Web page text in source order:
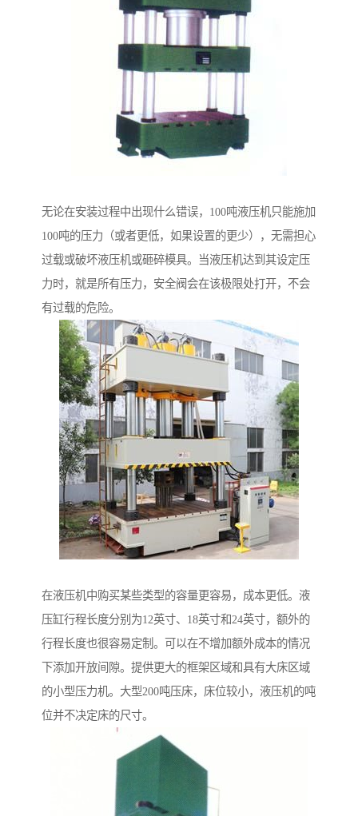
无论在安装过程中出现什么错误，100吨液压机只能施加
100吨的压力（或者更低，如果设置的更少），无需担心
过载或破坏液压机或砸碎模具。当液压机达到其设定压
力时，就是所有压力，安全阀会在该极限处打开，不会
有过载的危险。
在液压机中购买某些类型的容量更容易，成本更低。液
压缸行程长度分别为12英寸、18英寸和24英寸，额外的
行程长度也很容易定制。可以在不增加额外成本的情况
下添加开放间隙。提供更大的框架区域和具有大床区域
的小型压力机。大型200吨压床，床位较小，液压机的吨
位并不决定床的尺寸。